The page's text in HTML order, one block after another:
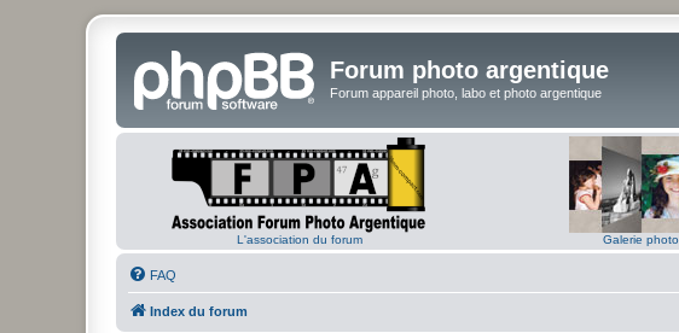
Forum photo argentique
Forum appareil photo, labo et photo argentique
L'association du forum Galerie photo
FAQ
Index du forum